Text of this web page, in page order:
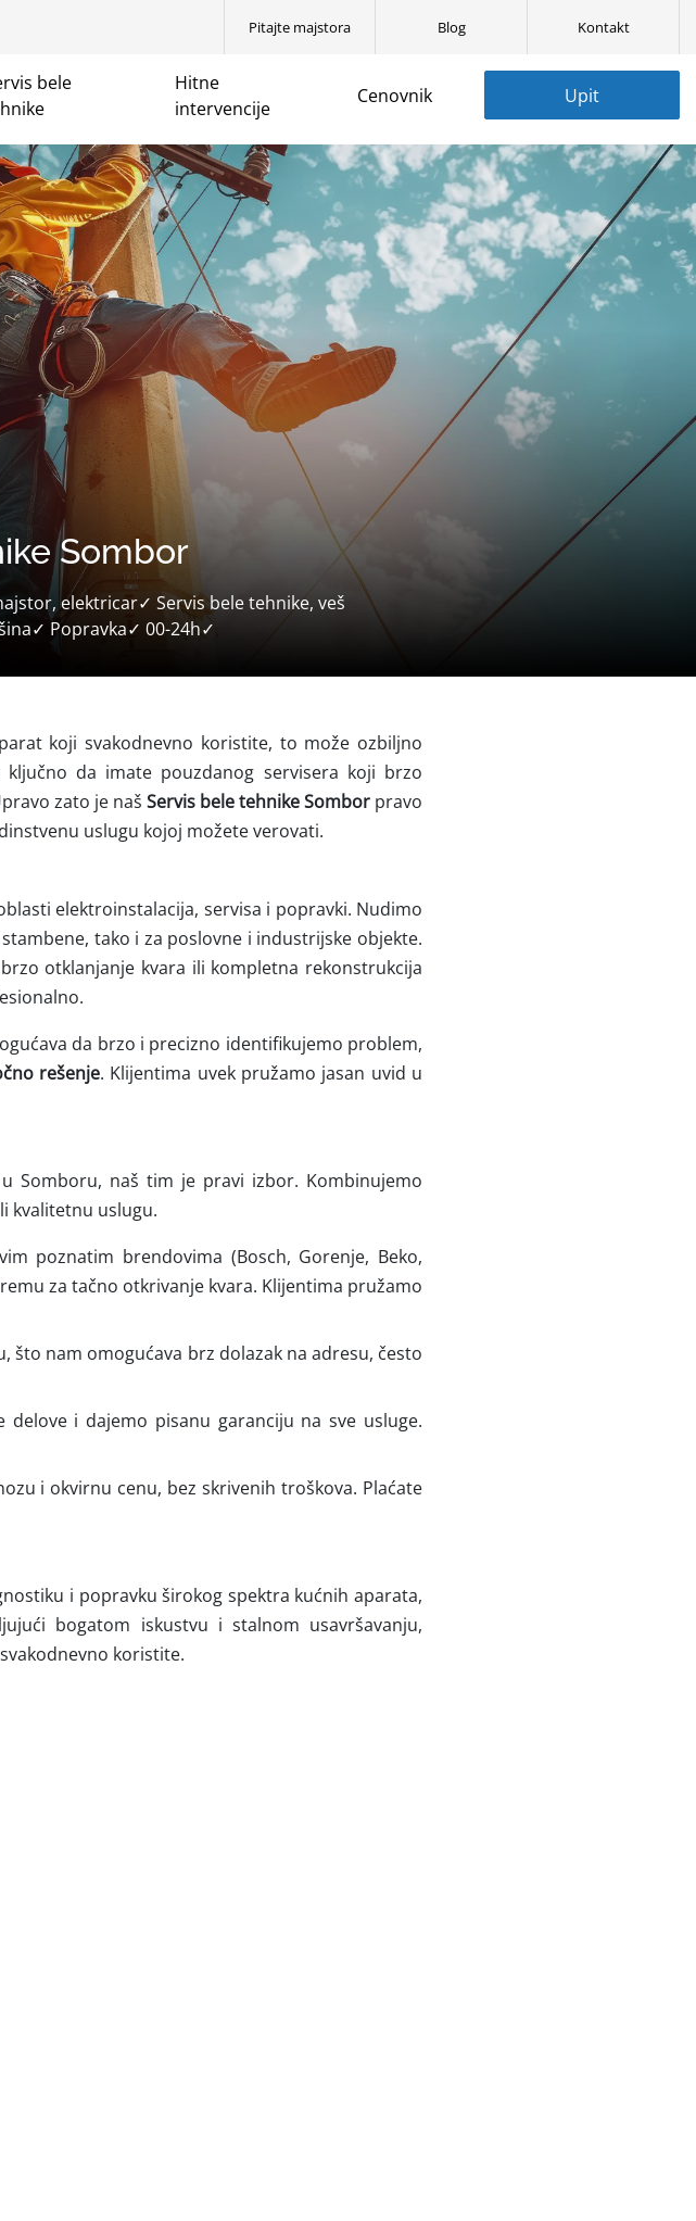
Pitajte majstora Blog Kontakt
bele
Hitne
intervencije
Cenovnik Upit
Sombor
elektricar✓ Servis bele tehnike, veš
Popravka✓ 00-24h✓
koji svakodnevno koristite, to može ozbiljno
da imate pouzdanog servisera koji brzo
zato je naš Servis bele tehnike Somborpravo
uslugu kojoj možete verovati.
elektroinstalacija, servisa i popravki. Nudimo
tako i za poslovne i industrijske objekte.
otklanjanje kvara ili kompletna rekonstrukcija
da brzo i precizno identifikujemo problem,
rešenje. Klijentima uvek pružamo jasan uvid u
Somboru, naš tim je pravi izbor. Kombinujemo
kvalitetnu uslugu.
poznatim brendovima (Bosch, Gorenje, Beko,
za tačno otkrivanje kvara. Klijentima pružamo
što nam omogućava brz dolazak na adresu, često
delove i dajemo pisanu garanciju na sve usluge.
i okvirnu cenu, bez skrivenih troškova. Plaćate
i popravku širokog spektra kućnih aparata,
bogatom iskustvu i stalnom usavršavanju,
koristite.